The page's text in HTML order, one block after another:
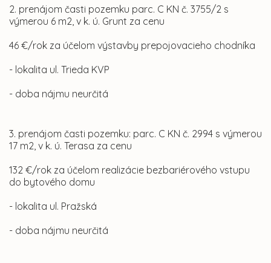
2. prenájom časti pozemku parc. C KN č. 3755/2 s
výmerou 6 m2, v k. ú. Grunt za cenu
46 €/rok za účelom výstavby prepojovacieho chodníka
- lokalita ul. Trieda KVP
- doba nájmu neurčitá
3. prenájom časti pozemku: parc. C KN č. 2994 s výmerou
17 m2, v k. ú. Terasa za cenu
132 €/rok za účelom realizácie bezbariérového vstupu
do bytového domu
- lokalita ul. Pražská
- doba nájmu neurčitá